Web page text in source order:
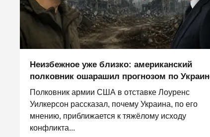
Неизбежное уже близко: американский
полковник ошарашил прогнозом по
Полковник армии США в отставке Лоуренс
Уилкерсон рассказал, почему Украина, по его
мнению, приближается к тяжёлому исходу
конфликта...